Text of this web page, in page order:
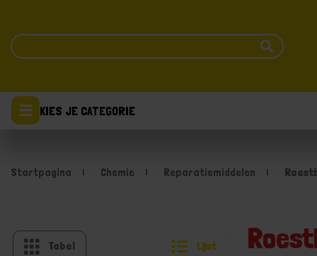
KIES JE CATEGORIE
Startpagina Chemie Reparatiemiddelen
Tabel Lijst